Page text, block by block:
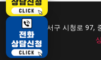
광주광역시 서구 시청로 97,